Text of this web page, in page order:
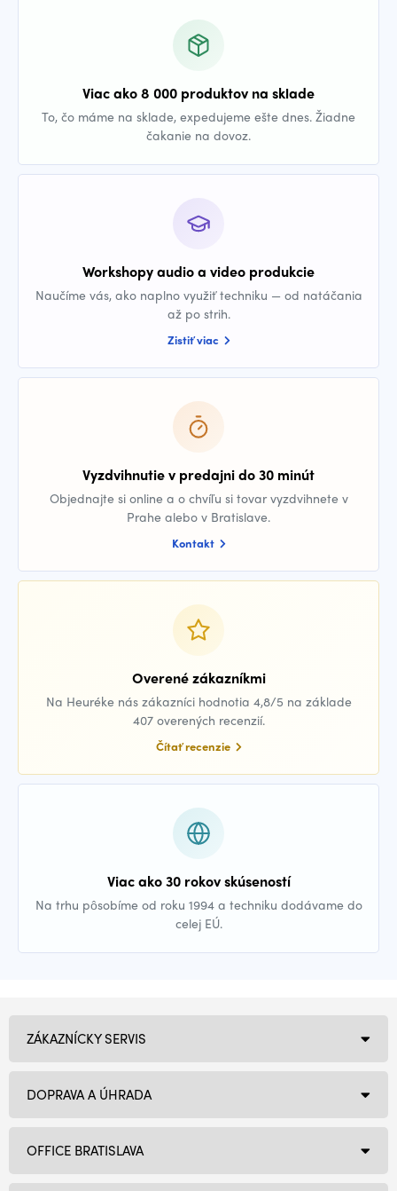
Viac ako 8 000 produktov na sklade
To, čo máme na sklade, expedujeme ešte dnes. Žiadne
čakanie na dovoz.
Workshopy audio a video produkcie
Naučíme vás, ako naplno využiť techniku — od natáčania
až po strih.
Zistiť viac
Vyzdvihnutie v predajni do 30 minút
Objednajte si online a o chvíľu si tovar vyzdvihnete v
Prahe alebo v Bratislave.
Kontakt
Overené zákazníkmi
Na Heuréke nás zákazníci hodnotia 4,8/5 na základe
407 overených recenzií.
Čítať recenzie
Viac ako 30 rokov skúseností
Na trhu pôsobíme od roku 1994 a techniku dodávame do
celej EÚ.
OFFICE BRATISLAVA
ZÁKAZNÍCKY SERVIS
DOPRAVA A ÚHRADA